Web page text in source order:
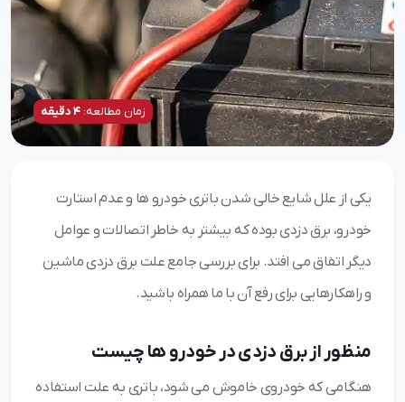
زمان مطالعه: 4 دقیقه
یکی از علل شایع خالی شدن باتری خودرو ها و عدم استارت
خودرو، برق دزدی بوده که بیشتر به خاطر اتصالات و عوامل
دیگر اتفاق می افتد. برای بررسی جامع علت برق دزدی ماشین
و راهکارهایی برای رفع آن با ما همراه باشید.
منظور از برق دزدی در خودرو ها چیست
هنگامی که خودروی خاموش می شود، باتری به علت استفاده